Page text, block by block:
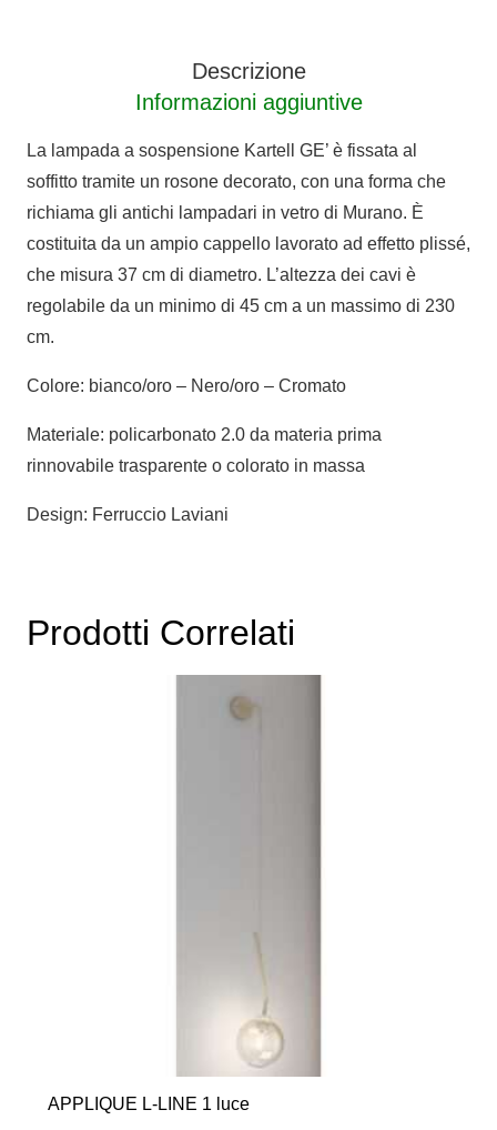
Descrizione
Informazioni aggiuntive
La lampada a sospensione Kartell GE’ è fissata al
soffitto tramite un rosone decorato, con una forma che
richiama gli antichi lampadari in vetro di Murano. È
costituita da un ampio cappello lavorato ad effetto plissé,
che misura 37 cm di diametro. L’altezza dei cavi è
regolabile da un minimo di 45 cm a un massimo di 230
cm.
Colore: bianco/oro – Nero/oro – Cromato
Materiale: policarbonato 2.0 da materia prima
rinnovabile trasparente o colorato in massa
Design: Ferruccio Laviani
Prodotti Correlati
APPLIQUE L-LINE 1 luce